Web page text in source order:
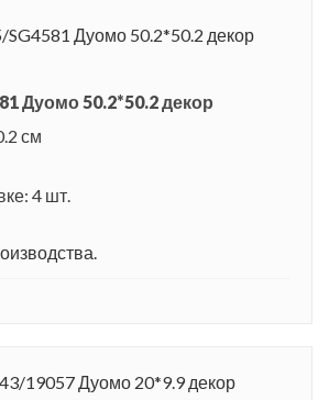
Дуомо 50.2*50.2 декор
см
4 шт.